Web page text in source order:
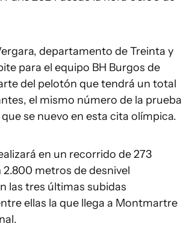
departamento de Treinta y
para el equipo BH Burgos de
del pelotón que tendrá un total
el mismo número de la prueba
se nuevo en esta cita olímpica.
en un recorrido de 273
metros de desnivel
las tres últimas subidas
ellas la que llega a Montmartre